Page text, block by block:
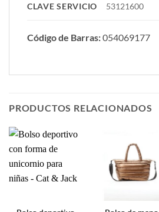
CLAVE SERVICIO 53121600
Código de Barras:054069177
PRODUCTOS RELACIONADOS